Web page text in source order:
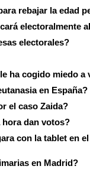
rebajar la edad
electoralmente
electorales?
ha cogido miedo a
en España?
el caso Zaida?
hora dan votos?
con la tablet en el
en Madrid?